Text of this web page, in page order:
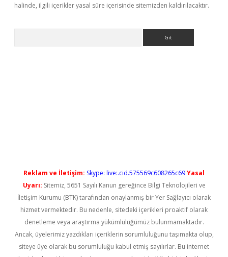
halinde, ilgili içerikler yasal süre içerisinde sitemizden kaldırılacaktır.
Reklam ve İletişim: Skype: live:.cid.575569c608265c69Yasal
Uyarı: Sitemiz, 5651 Sayılı Kanun gereğince Bilgi Teknolojileri ve
İletişim Kurumu (BTK) tarafından onaylanmış bir Yer Sağlayıcı olarak
hizmet vermektedir. Bu nedenle, sitedeki içerikleri proaktif olarak
denetleme veya araştırma yükümlülüğümüz bulunmamaktadır.
Ancak, üyelerimiz yazdıkları içeriklerin sorumluluğunu taşımakta olup,
siteye üye olarak bu sorumluluğu kabul etmiş sayılırlar. Bu internet